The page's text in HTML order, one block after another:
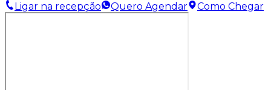
Ligar na recepção
Quero Agendar Como Chegar